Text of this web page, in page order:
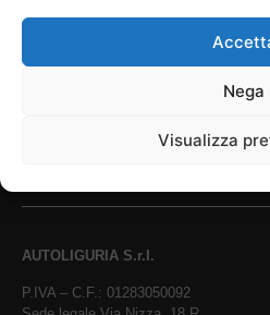
Nega
Visualizza
prove veicoli in base alla
AUTOLIGURIA S.r.l.
P.IVA – C.F.: 01283050092